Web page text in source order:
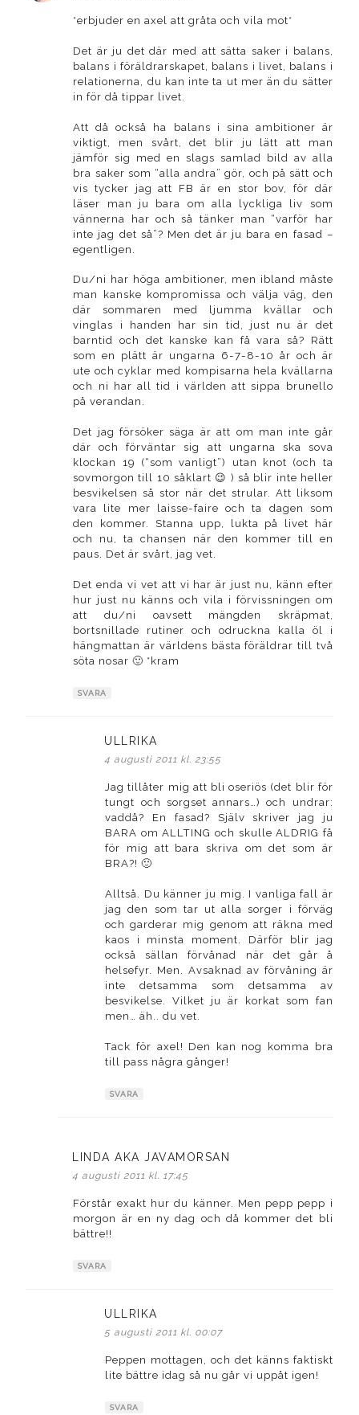
*erbjuder en axel att gråta och vila mot*
Det är ju det där med att sätta saker i balans,
balans i föräldrarskapet, balans i livet, balans i
relationerna, du kan inte ta ut mer än du sätter
in för då tippar livet.
Att då också ha balans i sina ambitioner är
viktigt, men svårt, det blir ju lätt att man
jämför sig med en slags samlad bild av alla
bra saker som “alla andra” gör, och på sätt och
vis tycker jag att FB är en stor bov, för där
läser man ju bara om alla lyckliga liv som
vännerna har och så tänker man “varför har
inte jag det så”? Men det är ju bara en fasad –
egentligen.
Du/ni har höga ambitioner, men ibland måste
man kanske kompromissa och välja väg, den
där sommaren med ljumma kvällar och
vinglas i handen har sin tid, just nu är det
barntid och det kanske kan få vara så? Rätt
som en plätt är ungarna 6-7-8-10 år och är
ute och cyklar med kompisarna hela kvällarna
och ni har all tid i världen att sippa brunello
på verandan.
Det jag försöker säga är att om man inte går
där och förväntar sig att ungarna ska sova
klockan 19 (“som vanligt”) utan knot (och ta
sovmorgon till 10 såklart 😉 ) så blir inte heller
besvikelsen så stor när det strular. Att liksom
vara lite mer laisse-faire och ta dagen som
den kommer. Stanna upp, lukta på livet här
och nu, ta chansen när den kommer till en
paus. Det är svårt, jag vet.
Det enda vi vet att vi har är just nu, känn efter
hur just nu känns och vila i förvissningen om
att du/ni oavsett mängden skräpmat,
bortsnillade rutiner och odruckna kalla öl i
hängmattan är världens bästa föräldrar till två
söta nosar 🙂 *kram
SVARA
ULLRIKA
4 augusti 2011 kl. 23:55
Jag tillåter mig att bli oseriös (det blir för
tungt och sorgset annars…) och undrar:
vaddå? En fasad? Själv skriver jag ju
BARA om ALLTING och skulle ALDRIG få
för mig att bara skriva om det som är
BRA?! 🙂
Alltså. Du känner ju mig. I vanliga fall är
jag den som tar ut alla sorger i förväg
och garderar mig genom att räkna med
kaos i minsta moment. Därför blir jag
också sällan förvånad när det går å
helsefyr. Men. Avsaknad av förvåning är
inte detsamma som detsamma av
besvikelse. Vilket ju är korkat som fan
men… äh.. du vet.
Tack för axel! Den kan nog komma bra
till pass några gånger!
SVARA
LINDA AKA JAVAMORSAN
4 augusti 2011 kl. 17:45
Förstår exakt hur du känner. Men pepp pepp i
morgon är en ny dag och då kommer det bli
bättre!!
SVARA
ULLRIKA
5 augusti 2011 kl. 00:07
Peppen mottagen, och det känns faktiskt
lite bättre idag så nu går vi uppåt igen!
SVARA